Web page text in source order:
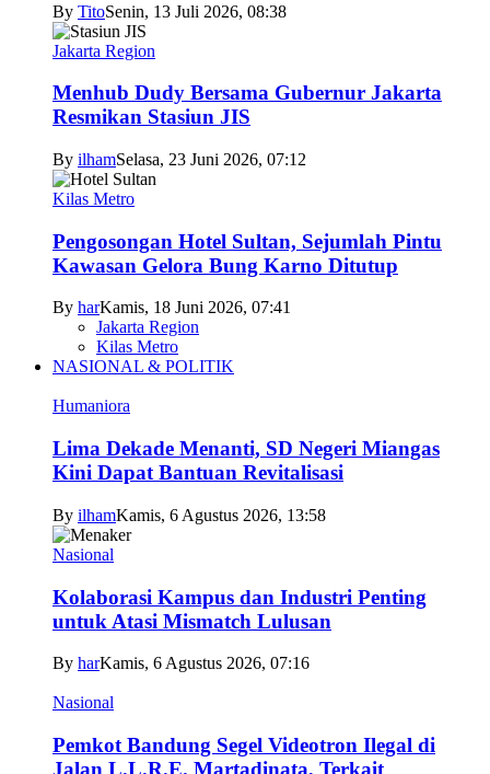
By TitoSenin, 13 Juli 2026, 08:38
Jakarta Region
Menhub Dudy Bersama Gubernur Jakarta
Resmikan Stasiun JIS
By ilhamSelasa, 23 Juni 2026, 07:12
Kilas Metro
Pengosongan Hotel Sultan, Sejumlah Pintu
Kawasan Gelora Bung Karno Ditutup
By harKamis, 18 Juni 2026, 07:41
Jakarta Region
Kilas Metro
NASIONAL & POLITIK
Humaniora
Lima Dekade Menanti, SD Negeri Miangas
Kini Dapat Bantuan Revitalisasi
By ilhamKamis, 6 Agustus 2026, 13:58
Nasional
Kolaborasi Kampus dan Industri Penting
untuk Atasi Mismatch Lulusan
By harKamis, 6 Agustus 2026, 07:16
Nasional
Pemkot Bandung Segel Videotron Ilegal di
Jalan L.L.R.E. Martadinata, Terkait